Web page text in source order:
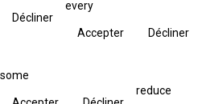
Décliner
every
Accepter Décliner
some
reduce